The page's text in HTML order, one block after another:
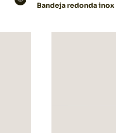
Bandeja redonda inox